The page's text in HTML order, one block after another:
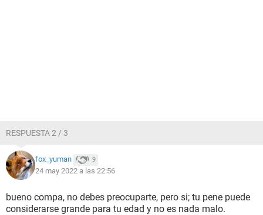
RESPUESTA 2 / 3
fox_yuman 9
24 may 2022 a las 22:56
bueno compa, no debes preocuparte, pero si; tu pene puede
considerarse grande para tu edad y no es nada malo.